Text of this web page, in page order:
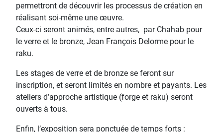
permettront de découvrir les processus de création en
réalisant soi-même une œuvre.
Ceux-ci seront animés, entre autres, par Chahab pour
le verre et le bronze, Jean François Delorme pour le
raku.
Les stages de verre et de bronze se feront sur
inscription, et seront limités en nombre et payants. Les
ateliers d’approche artistique (forge et raku) seront
ouverts à tous.
Enfin, l’exposition sera ponctuée de temps forts :